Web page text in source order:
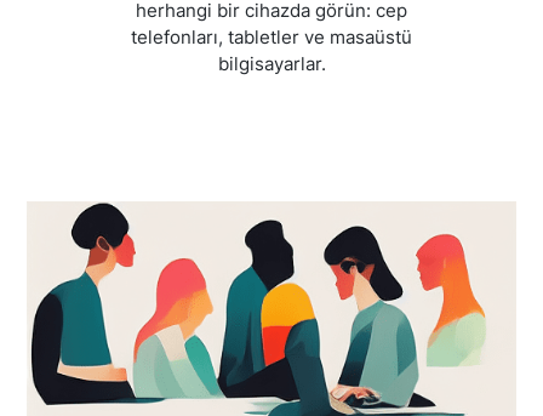
herhangi bir cihazda görün: cep
telefonları, tabletler ve masaüstü
bilgisayarlar.